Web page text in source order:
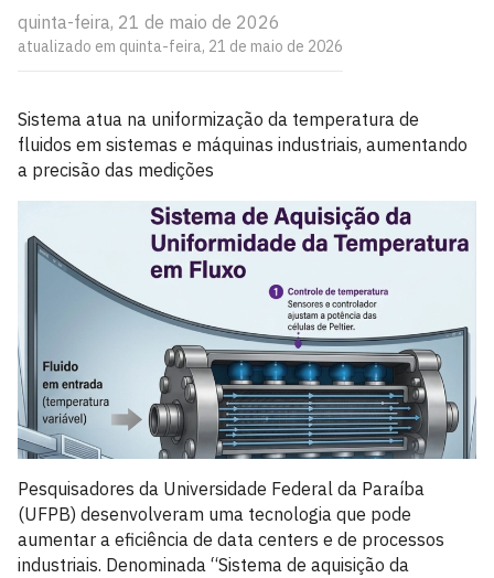
quinta-feira, 21 de maio de 2026
atualizado em quinta-feira, 21 de maio de 2026
Sistema atua na uniformização da temperatura de
fluidos em sistemas e máquinas industriais, aumentando
a precisão das medições
Pesquisadores da Universidade Federal da Paraíba
(UFPB) desenvolveram uma tecnologia que pode
aumentar a eficiência de data centers e de processos
industriais. Denominada “Sistema de aquisição da